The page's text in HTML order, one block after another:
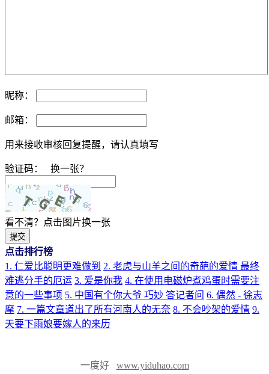
昵称：
邮箱：
用来接收审核回复提醒，请认真填写
验证码： 换一张？
看不清？点击图片换一张
提交
点击排行榜
1. 仁爱比聪明更难做到 2. 老虎与山羊之间的奇葩的爱情 最终
难逃分手的厄运 3. 爱是你我 4. 在使用电磁炉煮鸡蛋时需要注
意的一些事项 5. 中国有个你大爷 巧妙 答记者问 6. 偶然 - 徐志
摩 7. 一篇文章道出了所有河南人的无奈 8. 不会吵架的爱情 9.
天要下雨娘要嫁人的来历
一度好 www.yiduhao.com